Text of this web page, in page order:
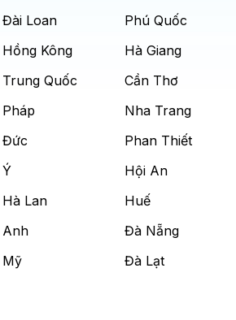
Đài Loan
Hồng Kông
Trung Quốc
Pháp
Đức
Ý
Hà Lan
Anh
Mỹ
Phú Quốc
Hà Giang
Cần Thơ
Nha Trang
Phan Thiết
Hội An
Huế
Đà Nẵng
Đà Lạt